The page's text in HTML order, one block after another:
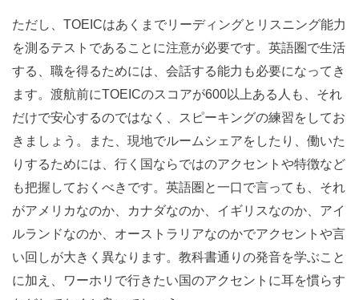
ただし、TOEICはあくまでリーディングとリスニング能力
を測るテストであることに注意が必要です。英語圏で生活
する、職を得るためには、会話する能力も必要になってき
ます。渡航前にTOEICのスコアが600以上ある人も、それ
だけで安心するのではなく、スピーキングの練習をしてお
きましょう。また、現地でルームシェアをしたり、働いた
りするためには、行く国ならではのアクセントや特徴など
も把握しておくべきです。英語圏と一口で言っても、それ
がアメリカなのか、カナダなのか、イギリスなのか、アイ
ルランドなのか、オーストラリアなのかでアクセントや言
い回しが大きく異なります。教科書通りの発音を学ぶこと
に加え、ワーホリで行きたい国のアクセントに耳を慣らす